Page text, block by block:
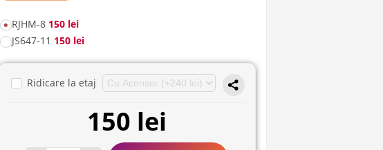
RJHM-8 150 lei
JS647-11 150 lei
Ridicare la etaj
150 lei